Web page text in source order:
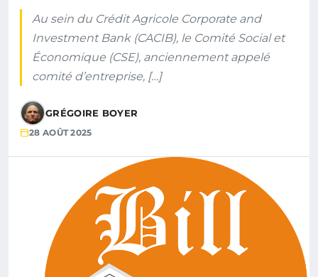
Au sein du Crédit Agricole Corporate and
Investment Bank (CACIB), le Comité Social et
Économique (CSE), anciennement appelé
comité d’entreprise, […]
GRÉGOIRE BOYER
28 AOÛT 2025